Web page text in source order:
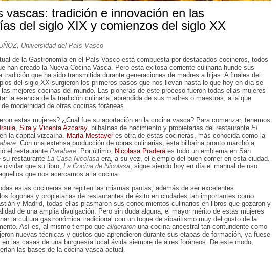
vascas: tradición e innovación en las
del siglo XIX y comienzos del siglo XX
Universidad del País Vasco
de la Gastronomía en el País Vasco está compuesta por destacados cocineros, todos
han creado la Nueva Cocina Vasca. Pero esta exitosa corriente culinaria hunde sus
tradición que ha sido transmitida durante generaciones de madres a hijas. A finales del
del siglo XX surgieron los primeros pasos que nos llevan hasta lo que hoy en día se
mejores cocinas del mundo. Las pioneras de este proceso fueron todas ellas mujeres
la esencia de la tradición culinaria, aprendida de sus madres o maestras, a la que
modernidad de otras cocinas foráneas.
estas mujeres? ¿Cual fue su aportación en la cocina vasca? Para comenzar, tenemos
Sira y Vicenta Azcaray, bilbaínas de nacimiento y propietarias del restaurante El
en la capital vizcaína. María Mestayeres otra de estas cocineras, más conocida como la
. Con una extensa producción de obras culinarias, esta bilbaína pronto marchó a
el restaurante Parabere . Por último, Nicolasa Pradera es todo un emblema en San
su restaurante La Casa Nicolasa era, a su vez, el ejemplo del buen comer en esta ciudad.
olvidar que su libro, La Cocina de Nicolasa , sigue siendo hoy en día el manual de uso
que nos acercamos a la cocina.
estas cocineras se repiten las mismas pautas, además de ser excelentes
fogones y propietarias de restaurantes de éxito en ciudades tan importantes como
y Madrid, todas ellas plasmaron sus conocimientos culinarios en libros que gozaron y
de una amplia divulgación. Pero sin duda alguna, el mayor mérito de estas mujeres
la cultura gastronómica tradicional con un toque de sibaritismo muy del gusto de la
Así es, al mismo tiempo que aligeraron una cocina ancestral tan contundente como
nuevas técnicas y gustos que aprendieron durante sus etapas de formación, ya fuese
las casas de una burguesía local ávida siempre de aires foráneos. De este modo,
las bases de la cocina vasca actual.